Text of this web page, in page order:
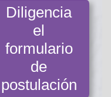
Diligencia
el
formulario
de
postulación